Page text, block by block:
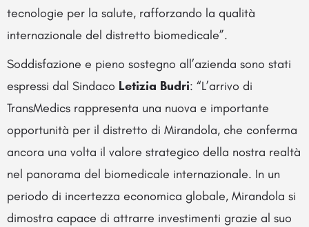
tecnologie per la salute, rafforzando la qualità
internazionale del distretto biomedicale”.
Soddisfazione e pieno sostegno all’azienda sono stati
espressi dal Sindaco Letizia Budri: “L’arrivo di
TransMedics rappresenta una nuova e importante
opportunità per il distretto di Mirandola, che conferma
ancora una volta il valore strategico della nostra realtà
nel panorama del biomedicale internazionale. In un
periodo di incertezza economica globale, Mirandola si
dimostra capace di attrarre investimenti grazie al suo